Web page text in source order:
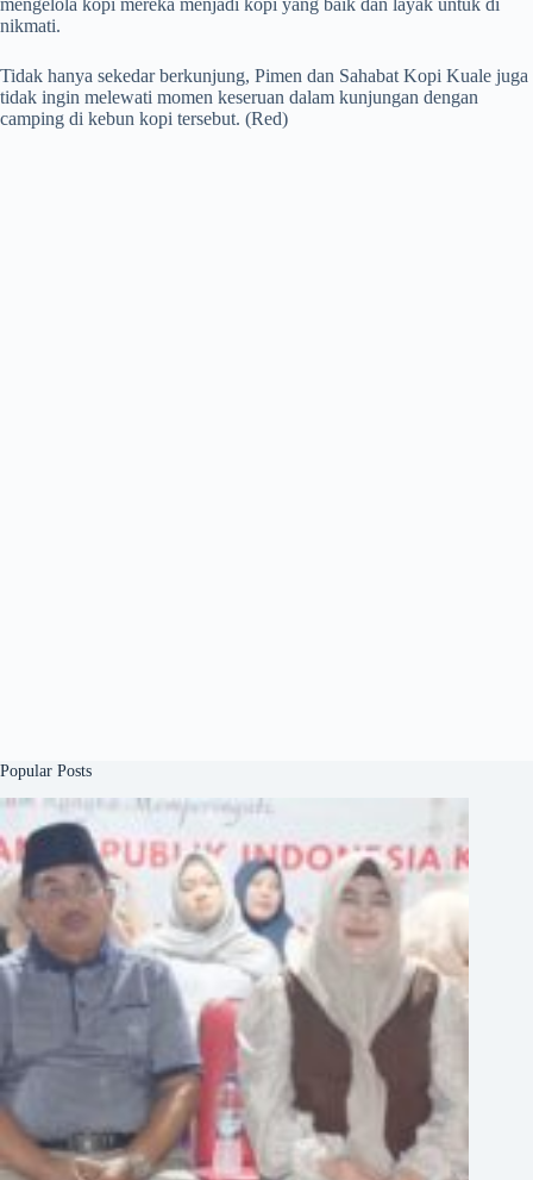
nikmati.
Tidak hanya sekedar berkunjung, Pimen dan Sahabat Kopi Kuale juga
tidak ingin melewati momen keseruan dalam kunjungan dengan
camping di kebun kopi tersebut. (Red)
Popular Posts